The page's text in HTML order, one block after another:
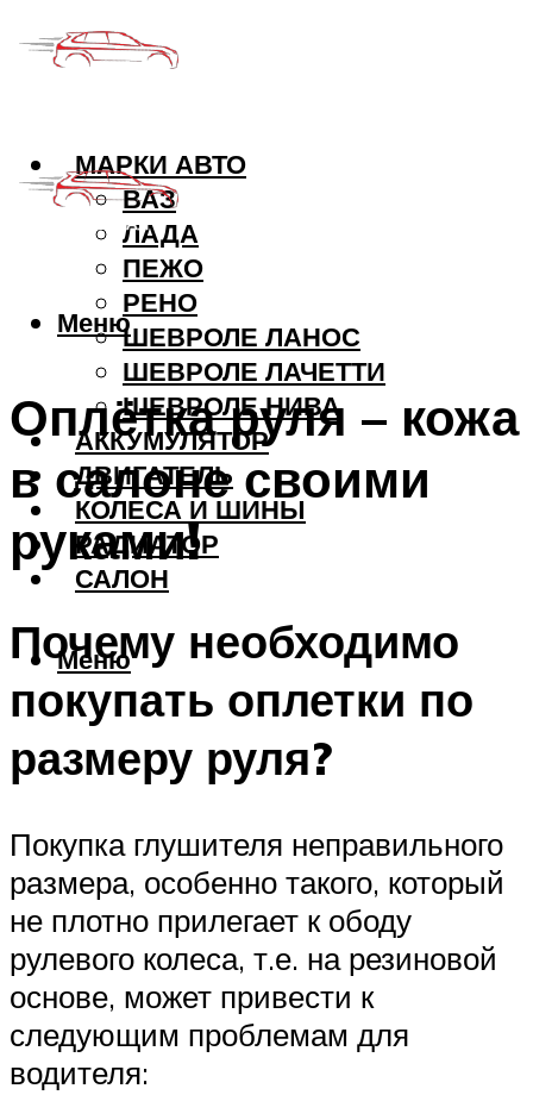
МАРКИ АВТО
ВАЗ
ЛАДА
ПЕЖО
РЕНО
ШЕВРОЛЕ ЛАНОС
ШЕВРОЛЕ ЛАЧЕТТИ
ШЕВРОЛЕ НИВА
АККУМУЛЯТОР
ДВИГАТЕЛЬ
КОЛЕСА И ШИНЫ
РАДИАТОР
САЛОН
Меню
Меню
Оплётка руля – кожа
в салоне своими
руками!
Почему необходимо
покупать оплетки по
размеру руля?
Покупка глушителя неправильного
размера, особенно такого, который
не плотно прилегает к ободу
рулевого колеса, т.е. на резиновой
основе, может привести к
следующим проблемам для
водителя: